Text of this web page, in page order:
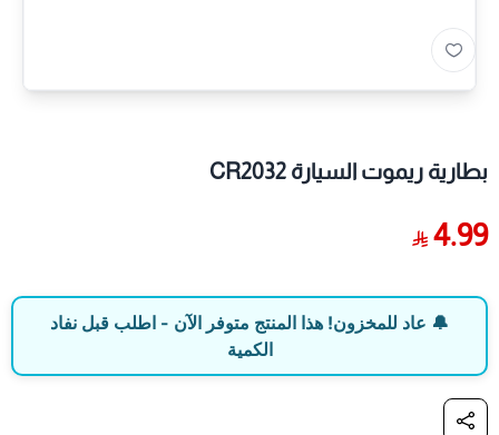
بطارية ريموت السيارة CR2032
4.99
🔔 عاد للمخزون! هذا المنتج متوفر الآن - اطلب قبل نفاد
الكمية